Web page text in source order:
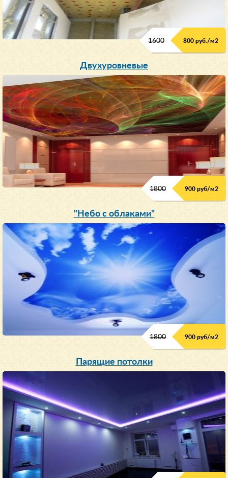
1600 800 руб./м2
Двухуровневые
1800 900 руб/м2
"Небо с облаками"
1800 900 руб/м2
Парящие потолки